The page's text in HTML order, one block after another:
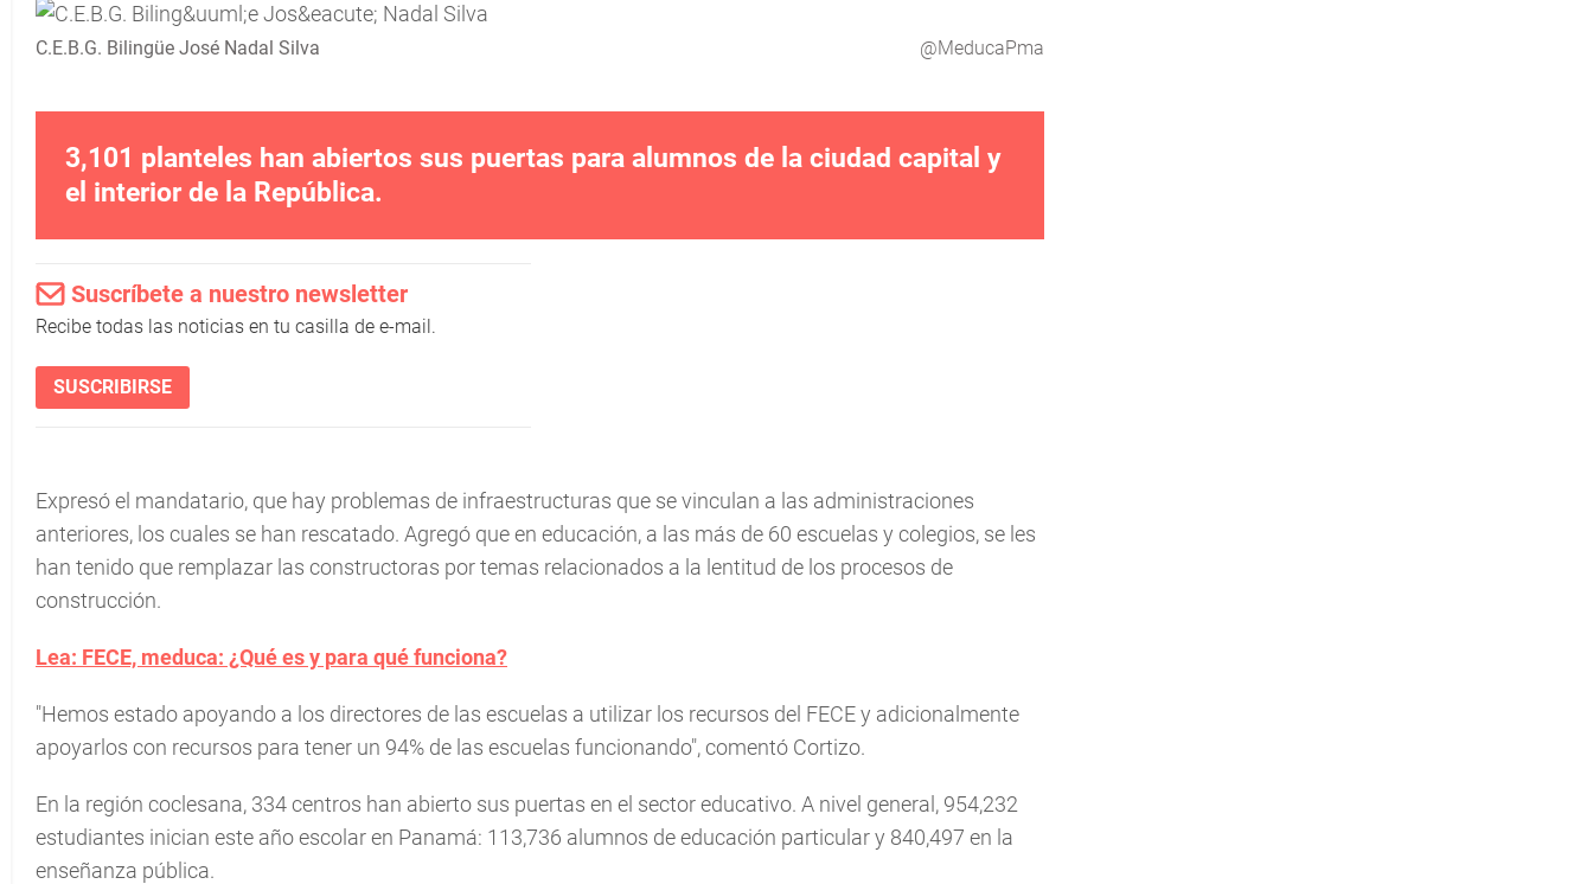
C.E.B.G. Bilingüe José Nadal Silva @MeducaPma
3,101 planteles han abiertos sus puertas para alumnos de la ciudad capital y
el interior de la República.
Suscríbete a nuestro newsletter
Recibe todas las noticias en tu casilla de e-mail.
SUSCRIBIRSE
Expresó el mandatario, que hay problemas de infraestructuras que se vinculan a las administraciones
anteriores, los cuales se han rescatado. Agregó que en educación, a las más de 60 escuelas y colegios, se les
han tenido que remplazar las constructoras por temas relacionados a la lentitud de los procesos de
construcción.
Lea: FECE, meduca: ¿Qué es y para qué funciona?
"Hemos estado apoyando a los directores de las escuelas a utilizar los recursos del FECE y adicionalmente
apoyarlos con recursos para tener un 94% de las escuelas funcionando", comentó Cortizo.
En la región coclesana, 334 centros han abierto sus puertas en el sector educativo. A nivel general, 954,232
estudiantes inician este año escolar en Panamá: 113,736 alumnos de educación particular y 840,497 en la
enseñanza pública.